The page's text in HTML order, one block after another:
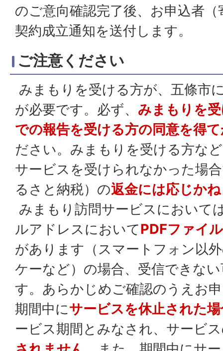
のご意向確認完了後、お申込者
契約成立通知を送付します。
ご注意ください
みまもりを受ける方が、五條市
が必要です。必ず、 みまもりを
での報告を受ける方の同意を得
ださい。みまもりを受ける方な
サービスを受けられなかった場
るさと納税）の返金には応じか
みまもり訪問サービスにおいて
ルアドレスにおいてPDFファイ
があります（スマートフォン以
ケーなど）の場合、受信できな
す。あらかじめご確認のうえお
期間中にサービスを休止された
ービス期間とみなされ、サービ